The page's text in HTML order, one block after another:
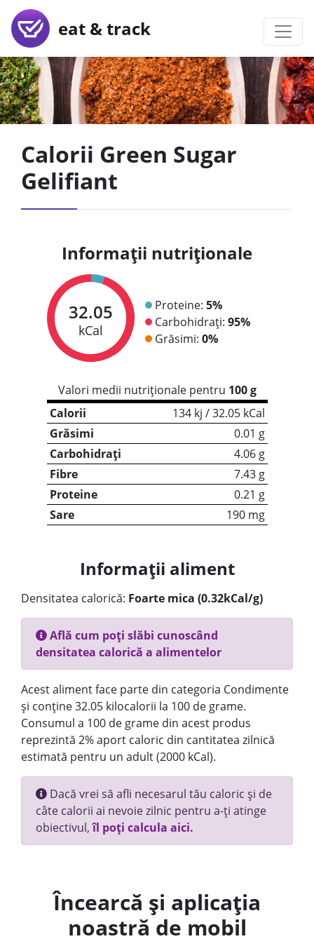
eat & track
Calorii Green Sugar
Gelifiant
Informații nutriționale
32.05
kCal
Proteine: 5%
Carbohidrați: 95%
Grăsimi: 0%
Valori medii nutriționale pentru 100 g
Calorii
134 kj / 32.05 kCal
Grăsimi
0.01 g
Carbohidrați
4.06 g
Fibre
7.43 g
Proteine
0.21 g
Sare
190 mg
Informații aliment
Densitatea calorică: Foarte mica (0.32kCal/g)
Află cum poți slăbi cunoscând
densitatea calorică a alimentelor
Acest aliment face parte din categoria Condimente
și conține 32.05 kilocalorii la 100 de grame.
Consumul a 100 de grame din acest produs
reprezintă 2% aport caloric din cantitatea zilnică
estimată pentru un adult (2000 kCal).
Dacă vrei să afli necesarul tău caloric și de
câte calorii ai nevoie zilnic pentru a-ți atinge
obiectivul,îl poți calcula aici.
Încearcă și aplicația
noastră de mobil